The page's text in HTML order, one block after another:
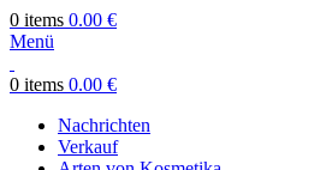
0 items 0.00 €
Menü
0 items 0.00 €
Nachrichten
Verkauf